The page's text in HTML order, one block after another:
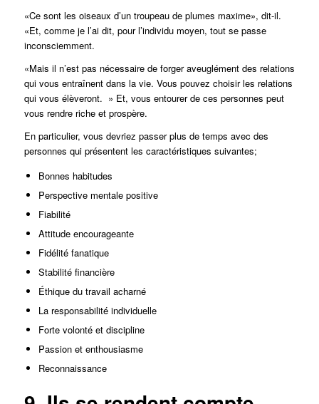
«Ce sont les oiseaux d’un troupeau de plumes maxime», dit-il.
«Et, comme je l’ai dit, pour l’individu moyen, tout se passe
inconsciemment.
«Mais il n’est pas nécessaire de forger aveuglément des relations
qui vous entraînent dans la vie. Vous pouvez choisir les relations
qui vous élèveront. » Et, vous entourer de ces personnes peut
vous rendre riche et prospère.
En particulier, vous devriez passer plus de temps avec des
personnes qui présentent les caractéristiques suivantes;
Bonnes habitudes
Perspective mentale positive
Fiabilité
Attitude encourageante
Fidélité fanatique
Stabilité financière
Éthique du travail acharné
La responsabilité individuelle
Forte volonté et discipline
Passion et enthousiasme
Reconnaissance